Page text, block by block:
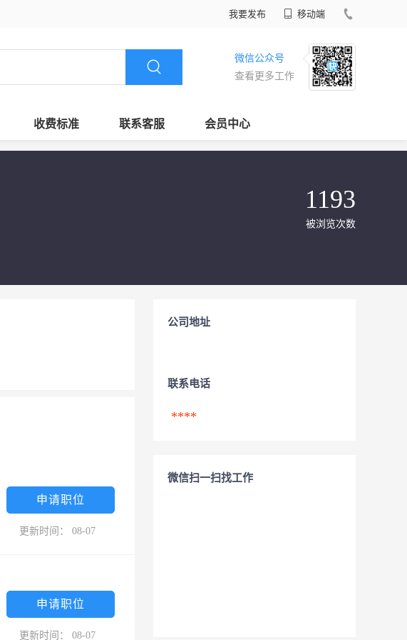
我要发布 移动端
微信公众号
查看更多工作
收费标准 联系客服 会员中心
1193
被浏览次数
申请职位
更新时间： 08-07
申请职位
更新时间： 08-07
公司地址
联系电话
****
微信扫一扫找工作